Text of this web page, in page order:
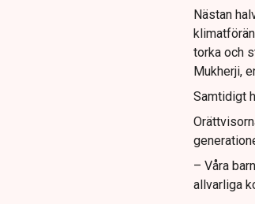
Nästan
torka och
Mukherji,
Samtidigt
– Våra
allvarliga